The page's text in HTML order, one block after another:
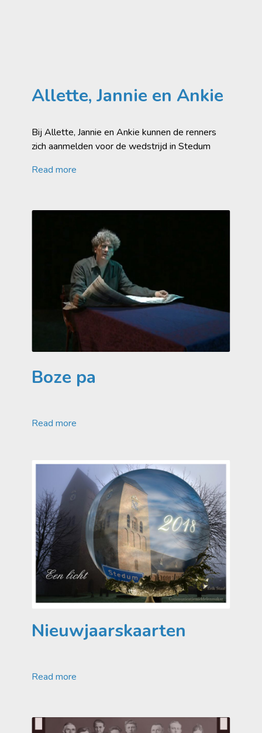
Allette, Jannie en Ankie
Bij Allette, Jannie en Ankie kunnen de renners
zich aanmelden voor de wedstrijd in Stedum
Read more
Boze pa
Read more
Nieuwjaarskaarten
Read more